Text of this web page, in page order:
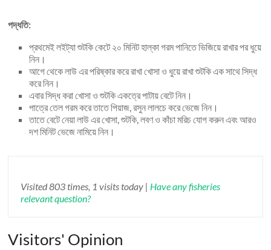
পদ্ধতি:
প্রথমেই লইট্যা শুটকি কেটে ২০ মিনিট হাল্কা গরম পানিতে ভিজিয়ে রাখার পর ধুয়ে
নিন।
আগে থেকে লাউ এর পরিষ্কার করে রাখা খোসা ও ধুয়ে রাখা শুটকি এক সাথে সিদ্ধ
করে নিন।
এবার সিদ্ধ করা খোসা ও শুটকি একত্রে পাটায় বেটে নিন।
পাত্রে তেল গরম করে তাতে পিয়াজ, রসুন লালচে করে ভেজে নিন।
তাতে বেটে নেয়া লাউ এর খোসা, শুটকি, লবণ ও কাঁচা মরিচ যোগ করুন এবং আরও
দশ মিনিট ভেজে নামিয়ে নিন।
Visited 803 times, 1 visits today | Have any fisheries
relevant question?
Visitors' Opinion